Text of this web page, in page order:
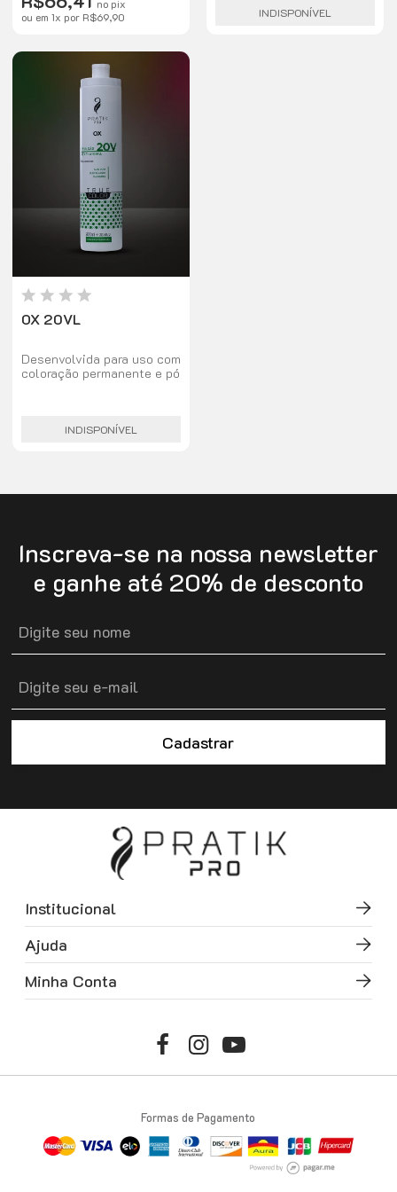
no pix
ou em1x por R$69,90
Tonalizantes na fibra
INDISPONÍVEL
OX 20VL
Desenvolvida para uso com
coloração permanente e pó
colorir tom sobre tom,
INDISPONÍVEL
Inscreva-se na nossa newsletter
e ganhe até 20% de desconto
Cadastrar
Institucional
Ajuda
Minha Conta
Formas de Pagamento